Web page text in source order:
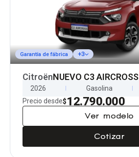
Garantía de fábrica +3
CitroënNUEVO C3 AIRCROSS
2026 Gasolina
Precio desde$12.790.000
Ver modelo
Cotizar